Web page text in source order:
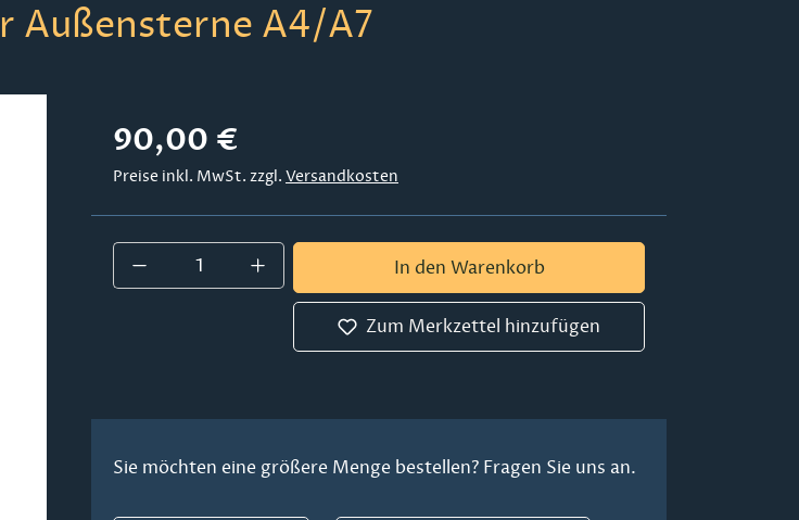
Außensterne A4/A7
Regulärer Preis:
90,00 €
Preise inkl. MwSt. zzgl. Versandkosten
Produkt Anzahl: Gib den gewünschten Wert ein oder
In den Warenkorb
Zum Merkzettel hinzufügen
Sie möchten eine größere Menge bestellen? Fragen Sie uns an.